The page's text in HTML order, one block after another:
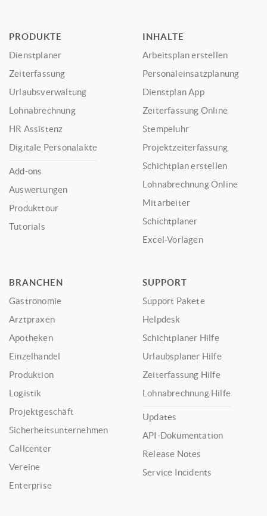
PRODUKTE
Dienstplaner
Zeiterfassung
Urlaubsverwaltung
Lohnabrechnung
HR Assistenz
Digitale Personalakte
Add-ons
Auswertungen
Produkttour
Tutorials
INHALTE
Arbeitsplan erstellen
Personaleinsatzplanung
Dienstplan App
Zeiterfassung Online
Stempeluhr
Projektzeiterfassung
Schichtplan erstellen
Lohnabrechnung Online
Mitarbeiter
Schichtplaner
Excel-Vorlagen
BRANCHEN
Gastronomie
Arztpraxen
Apotheken
Einzelhandel
Produktion
Logistik
Projektgeschäft
Sicherheitsunternehmen
Callcenter
Vereine
Enterprise
SUPPORT
Support Pakete
Helpdesk
Schichtplaner Hilfe
Urlaubsplaner Hilfe
Zeiterfassung Hilfe
Lohnabrechnung Hilfe
Updates
API-Dokumentation
Release Notes
Service Incidents